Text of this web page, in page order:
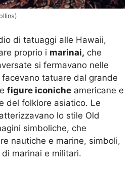
di tatuaggi alle Hawaii,
proprio i marinai, che
si fermavano nelle
tatuare dal grande
figure iconiche americane e
del folklore asiatico. Le
lo stile Old
simboliche, che
nautiche e marine, simboli,
marinai e militari.